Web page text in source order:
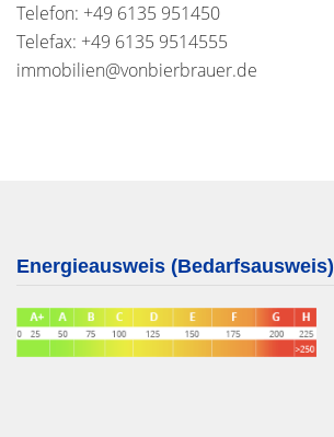
Telefon: +49 6135 951450
Telefax: +49 6135 9514555
immobilien@vonbierbrauer.de
Energieausweis (Bedarfsausweis)